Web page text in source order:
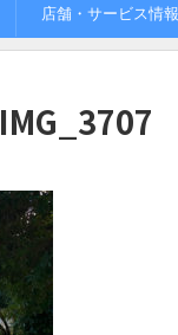
店舗・サービス情報
IMG_3707